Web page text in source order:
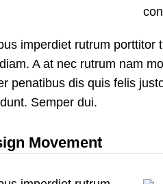
imperdiet rutrum
A at nec rutrum nam
penatibus dis quis felis
Semper dui.
Movement